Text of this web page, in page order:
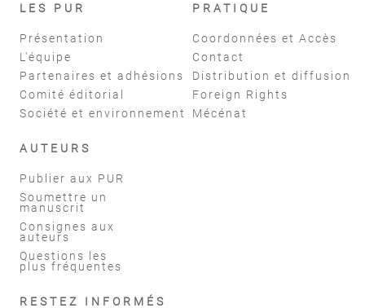
LES PUR
Présentation
L'équipe
Partenaires et adhésions
Comité éditorial
Société et environnement
PRATIQUE
Coordonnées et Accès
Contact
Distribution et diffusion
Foreign Rights
Mécénat
AUTEURS
Publier aux PUR
Soumettre un
manuscrit
Consignes aux
auteurs
Questions les
plus fréquentes
RESTEZ INFORMÉS